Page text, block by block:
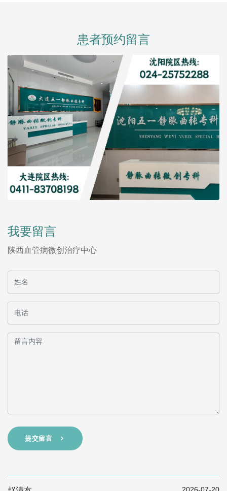
患者预约留言
我要留言
陕西血管病微创治疗中心
提交留言